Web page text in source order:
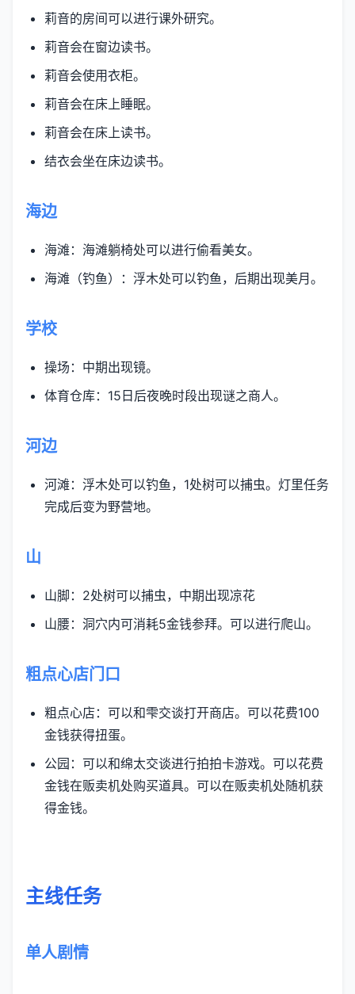
莉音的房间可以进行课外研究。
莉音会在窗边读书。
莉音会使用衣柜。
莉音会在床上睡眠。
莉音会在床上读书。
结衣会坐在床边读书。
海边
海滩：海滩躺椅处可以进行偷看美女。
海滩（钓鱼）：浮木处可以钓鱼，后期出现美月。
学校
操场：中期出现镜。
体育仓库：15日后夜晚时段出现谜之商人。
河边
河滩：浮木处可以钓鱼，1处树可以捕虫。灯里任务
完成后变为野营地。
山
山脚：2处树可以捕虫，中期出现凉花
山腰：洞穴内可消耗5金钱参拜。可以进行爬山。
粗点心店门口
粗点心店：可以和雫交谈打开商店。可以花费100
金钱获得扭蛋。
公园：可以和绵太交谈进行拍拍卡游戏。可以花费
金钱在贩卖机处购买道具。可以在贩卖机处随机获
得金钱。
主线任务
单人剧情